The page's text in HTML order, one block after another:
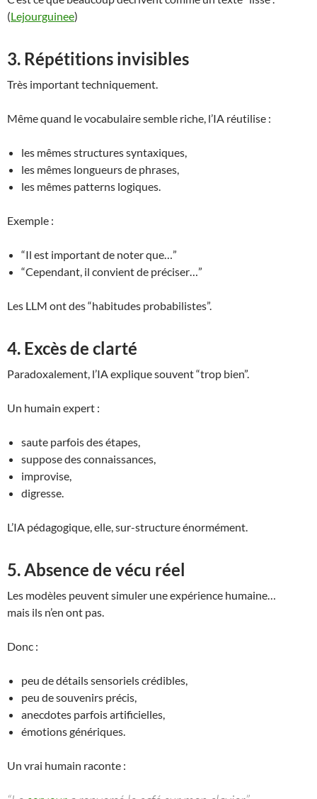
(Lejourguinee)
3. Répétitions invisibles
Très important techniquement.
Même quand le vocabulaire semble riche, l’IA réutilise :
les mêmes structures syntaxiques,
les mêmes longueurs de phrases,
les mêmes patterns logiques.
Exemple :
“Il est important de noter que…”
“Cependant, il convient de préciser…”
Les LLM ont des “habitudes probabilistes”.
4. Excès de clarté
Paradoxalement, l’IA explique souvent “trop bien”.
Un humain expert :
saute parfois des étapes,
suppose des connaissances,
improvise,
digresse.
L’IA pédagogique, elle, sur-structure énormément.
5. Absence de vécu réel
Les modèles peuvent simuler une expérience humaine…
mais ils n’en ont pas.
Donc :
peu de détails sensoriels crédibles,
peu de souvenirs précis,
anecdotes parfois artificielles,
émotions génériques.
Un vrai humain raconte :